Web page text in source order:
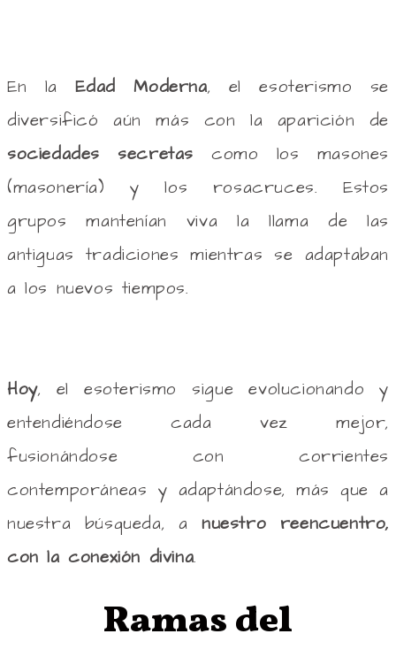
En laEdad Moderna, el esoterismo se
diversificó aún más con la aparición de
sociedades secretas como los masones
(masonería) y los rosacruces. Estos
grupos mantenían viva la llama de las
antiguas tradiciones mientras se adaptaban
a los nuevos tiempos.
Hoy, el esoterismo sigue evolucionando y
entendiéndose cada vez mejor,
fusionándose con corrientes
contemporáneas y adaptándose, más que a
nuestra búsqueda, a nuestro reencuentro,
con la conexión divina.
Ramas del